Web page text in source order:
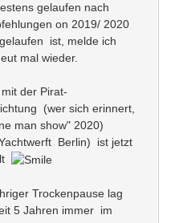
gelaufen nach
on 2019/ 2020
ist, melde ich
mal wieder.
der Pirat-
(wer sich erinnert,
man show" 2020)
Berlin) ist jetzt
Trockenpause lag
5 Jahren immer im